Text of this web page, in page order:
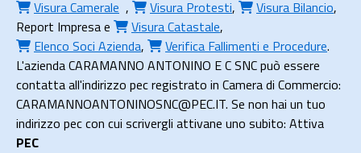
Visura Camerale , Visura Protesti, Visura Bilancio,
Report Impresae Visura Catastale,
Elenco Soci Azienda, Verifica Fallimenti e Procedure.
L'azienda CARAMANNO ANTONINO E C SNC può essere
contatta all'indirizzo pec registrato in Camera di Commercio:
CARAMANNOANTONINOSNC@PEC.IT. Se non hai un tuo
indirizzo pec con cui scrivergli attivane uno subito: Attiva
PEC